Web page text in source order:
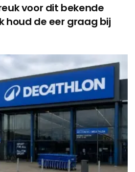
voor dit bekende
houd de eer graag bij